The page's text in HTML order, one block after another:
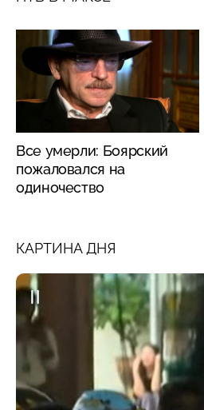
Все умерли: Боярский
пожаловался на
одиночество
КАРТИНА ДНЯ